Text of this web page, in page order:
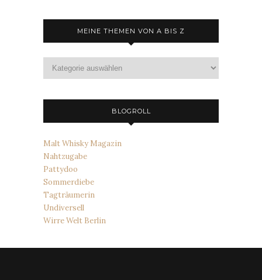
MEINE THEMEN VON A BIS Z
Themen
BLOGROLL
Malt Whisky Magazin
Nahtzugabe
Pattydoo
Sommerdiebe
Tagträumerin
Undiversell
Wirre Welt Berlin